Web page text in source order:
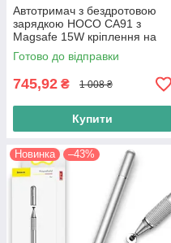
Автотримач з бездротовою
зарядкою HOCO CA91 з
Magsafe 15W кріплення на
дефлектор, срібний
Готово до відправки
745,92 ₴ 1 008 ₴
Купити
Новинка –43%